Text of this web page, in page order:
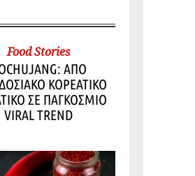
Food Stories
ΑΠΟ
ΚΟΡΕΑΤΙΚΟ
ΣΕ ΠΑΓΚΟΣΜΙΟ
VIRAL TREND